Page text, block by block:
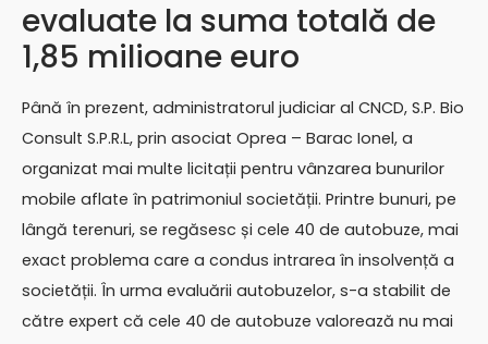
evaluate la suma totală de
1,85 milioane euro
Până în prezent, administratorul judiciar al CNCD, S.P. Bio
Consult S.P.R.L, prin asociat Oprea – Barac Ionel, a
organizat mai multe licitații pentru vânzarea bunurilor
mobile aflate în patrimoniul societății. Printre bunuri, pe
lângă terenuri, se regăsesc și cele 40 de autobuze, mai
exact problema care a condus intrarea în insolvență a
societății. În urma evaluării autobuzelor, s-a stabilit de
către expert că cele 40 de autobuze valorează nu mai